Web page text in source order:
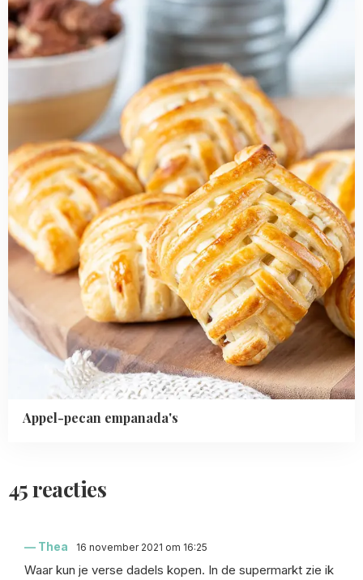
Appel-pecan empanada's
more
about
Appel-
pecan
empanada's
45 reacties
Thea 16 november 2021 om 16:25
Waar kun je verse dadels kopen. In de supermarkt zie ik